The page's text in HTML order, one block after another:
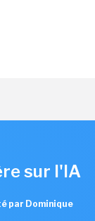
sur l'IA
par Dominique